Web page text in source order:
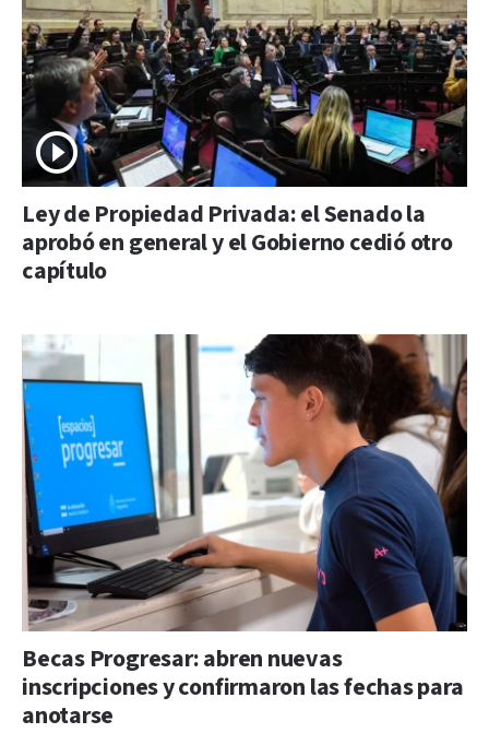
Ley de Propiedad Privada: el Senado la
aprobó en general y el Gobierno cedió otro
capítulo
Becas Progresar: abren nuevas
inscripciones y confirmaron las fechas para
anotarse